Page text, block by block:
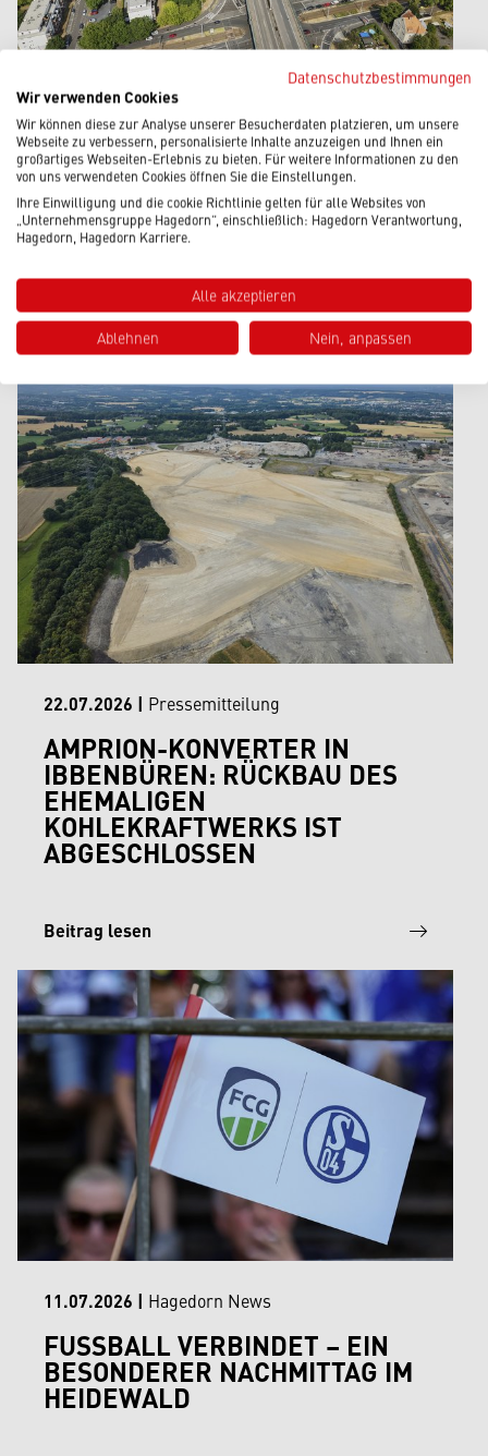
22.07.2026|Pressemitteilung
HAGEDORN ÜBERNIMMT
RÜCKBAU DER A 565-
VORLANDBRÜCKE IN BONN
22.07.2026 | Pressemitteilung
AMPRION-KONVERTER IN
IBBENBÜREN: RÜCKBAU DES
EHEMALIGEN
KOHLEKRAFTWERKS IST
ABGESCHLOSSEN
Beitrag lesen
11.07.2026 | Hagedorn News
FUSSBALL VERBINDET – EIN B
ESONDERER NACHMITTAG IM H
EIDEWALD
Datenschutzbestimmungen
Wir verwenden Cookies
Wir können diese zur Analyse unserer Besucherdaten platzieren, um unsere
Webseite zu verbessern, personalisierte Inhalte anzuzeigen und Ihnen ein
großartiges Webseiten-Erlebnis zu bieten. Für weitere Informationen zu den
von uns verwendeten Cookies öffnen Sie die Einstellungen.
Ihre Einwilligung und die cookie Richtlinie gelten für alle Websites von
„Unternehmensgruppe Hagedorn“, einschließlich: Hagedorn Verantwortung,
Hagedorn, Hagedorn Karriere.
Alle akzeptieren
Ablehnen Nein, anpassen